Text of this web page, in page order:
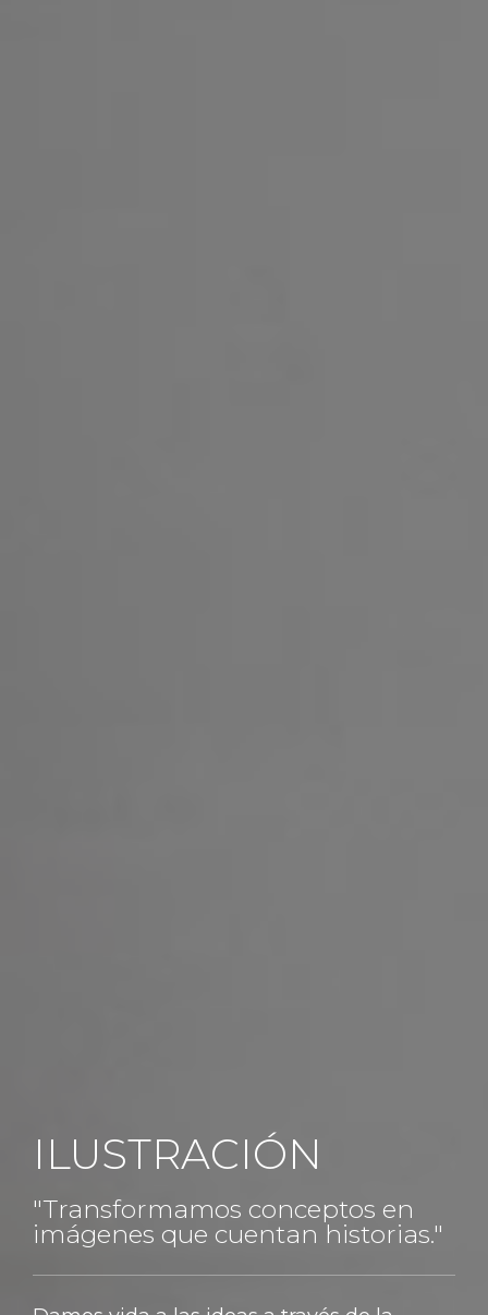
ILUSTRACIÓN
"Transformamos conceptos en
imágenes que cuentan historias."